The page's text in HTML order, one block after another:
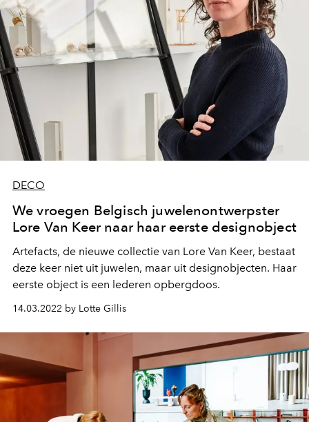
DECO
We vroegen Belgisch juwelenontwerpster
Lore Van Keer naar haar eerste designobject
Artefacts, de nieuwe collectie van Lore Van Keer, bestaat
deze keer niet uit juwelen, maar uit designobjecten. Haar
eerste object is een lederen opbergdoos.
14.03.2022 by Lotte Gillis